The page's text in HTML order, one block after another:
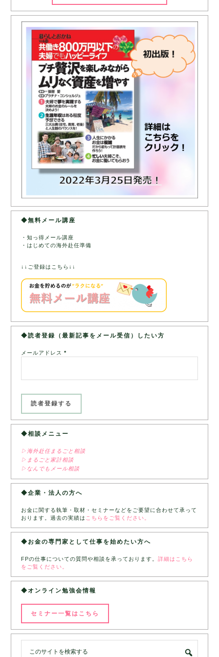
◆無料メール講座
・知っ得メール講座
・はじめての海外赴任準備
↓↓ご登録はこちら↓↓
◆読者登録（最新記事をメール受信）したい方
メールアドレス*
◆相談メニュー
▷海外赴任まるごと相談
▷まるごと家計相談
▷なんでもメール相談
◆企業・法人の方へ
お金に関する執筆・取材・セミナーなどをご要望に合わせて承って
おります。過去の実績は こちらをご覧ください。
◆お金の専門家として仕事を始めたい方へ
FPの仕事についての質問や相談を承っております。詳細はこちら
をご覧ください。
◆オンライン勉強会情報
セミナー一覧はこちら